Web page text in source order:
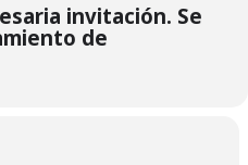
invitación. Se
de